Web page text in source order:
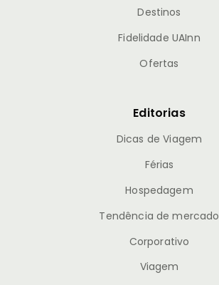
Destinos
Fidelidade UAInn
Ofertas
Editorias
Dicas de Viagem
Férias
Hospedagem
Tendência de mercado
Corporativo
Viagem